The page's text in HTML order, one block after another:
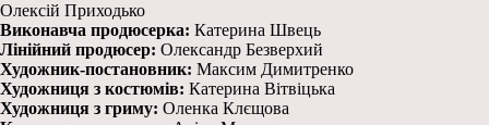
Олексій Приходько
Виконавча продюсерка: Катерина Швець
Лінійний продюсер: Олександр Безверхий
Художник-постановник: Максим Димитренко
Художниця з костюмів: Катерина Вітвіцька
Художниця з гриму: Оленка Клєщова